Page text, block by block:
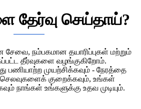
தேர்வு செய்தாய்?
சேவை, நம்பகமான தயாரிப்புகள் மற்றும்
தீர்வுகளை வழங்குகிறோம்.
முயற்சிக்கவும் - நேரத்தை
செலவுகளைக் குறைக்கவும், உங்கள்
நாங்கள் உங்களுக்கு உதவ முடியும்.